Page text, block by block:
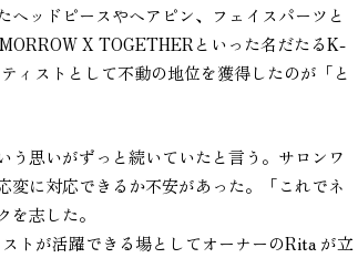
ッドピースやヘアピン、フェイスパーツと
X TOGETHERといった名だたるK-
ィストとして不動の地位を獲得したのが「と
思いがずっと続いていたと言う。サロンワ
に対応できるか不安があった。「これでネ
志した。
トが活躍できる場としてオーナーのRita が立